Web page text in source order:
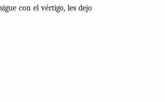
con el vértigo, les dejo